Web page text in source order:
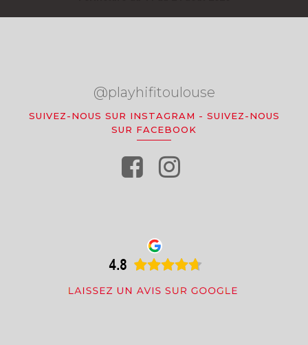
@playhifitoulouse
SUIVEZ-NOUS SUR INSTAGRAM - SUIVEZ-NOUS
SUR FACEBOOK